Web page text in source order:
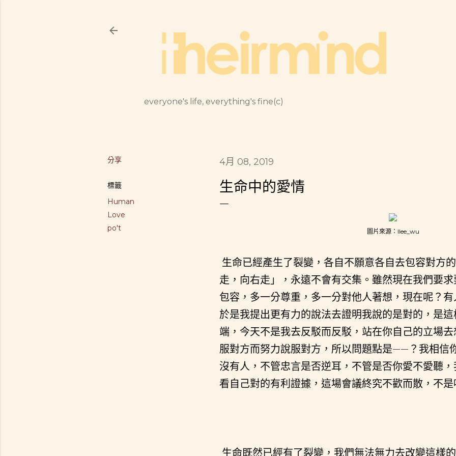
everyone's life, everything's fine(c)
分享
標籤
Human
Love
po't
4月 08, 2019
生命中的愛情
圖片來源：llee_wu
生命已經產生了裂變，各自不願意各自去包容對方
走，向右走」，永遠不會有交集。雖然現在我們要
包容，多一分尊重，多一分對他人著想，現在呢？
於是我提出更有力的說法去證明我說的是對的，是
端，今天不是我去反駁而反駁，站在你自己的立場
服對方而努力說服對方，所以問題點是——？我相信
沒有人，不管忠言是否逆耳，不管是否你愛不愛聽
看自己對的有利證據，這場會議終究不歡而散，不是
生命既然已經有了裂變，我們無法無力去改變這樣